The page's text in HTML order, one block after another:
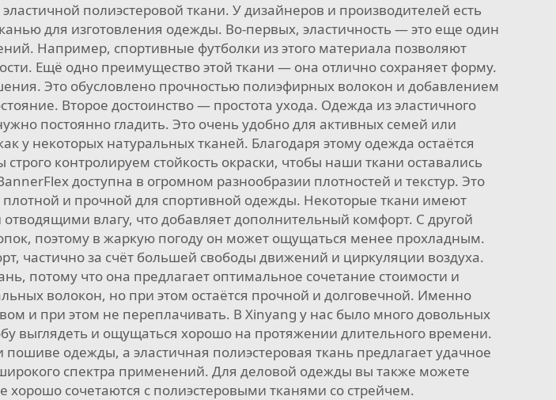
полиэстеровой ткани. У дизайнеров и производителей есть
для изготовления одежды. Во-первых, эластичность — это еще один
Например, спортивные футболки из этого материала позволяют
Ещё одно преимущество этой ткани — она отлично сохраняет форму.
Это обусловлено прочностью полиэфирных волокон и добавлением
Второе достоинство — простота ухода. Одежда из эластичного
постоянно гладить. Это очень удобно для активных семей или
у некоторых натуральных тканей. Благодаря этому одежда остаётся
контролируем стойкость окраски, чтобы наши ткани оставались
доступна в огромном разнообразии плотностей и текстур. Это
плотной и прочной для спортивной одежды. Некоторые ткани имеют
влагу, что добавляет дополнительный комфорт. С другой
поэтому в жаркую погоду он может ощущаться менее прохладным.
частично за счёт большей свободы движений и циркуляции воздуха.
потому что она предлагает оптимальное сочетание стоимости и
волокон, но при этом остаётся прочной и долговечной. Именно
и при этом не переплачивать. В Xinyang у нас было много довольных
выглядеть и ощущаться хорошо на протяжении длительного времени.
одежды, а эластичная полиэстеровая ткань предлагает удачное
спектра применений. Для деловой одежды вы также можете
хорошо сочетаются с полиэстеровыми тканями со стрейчем.